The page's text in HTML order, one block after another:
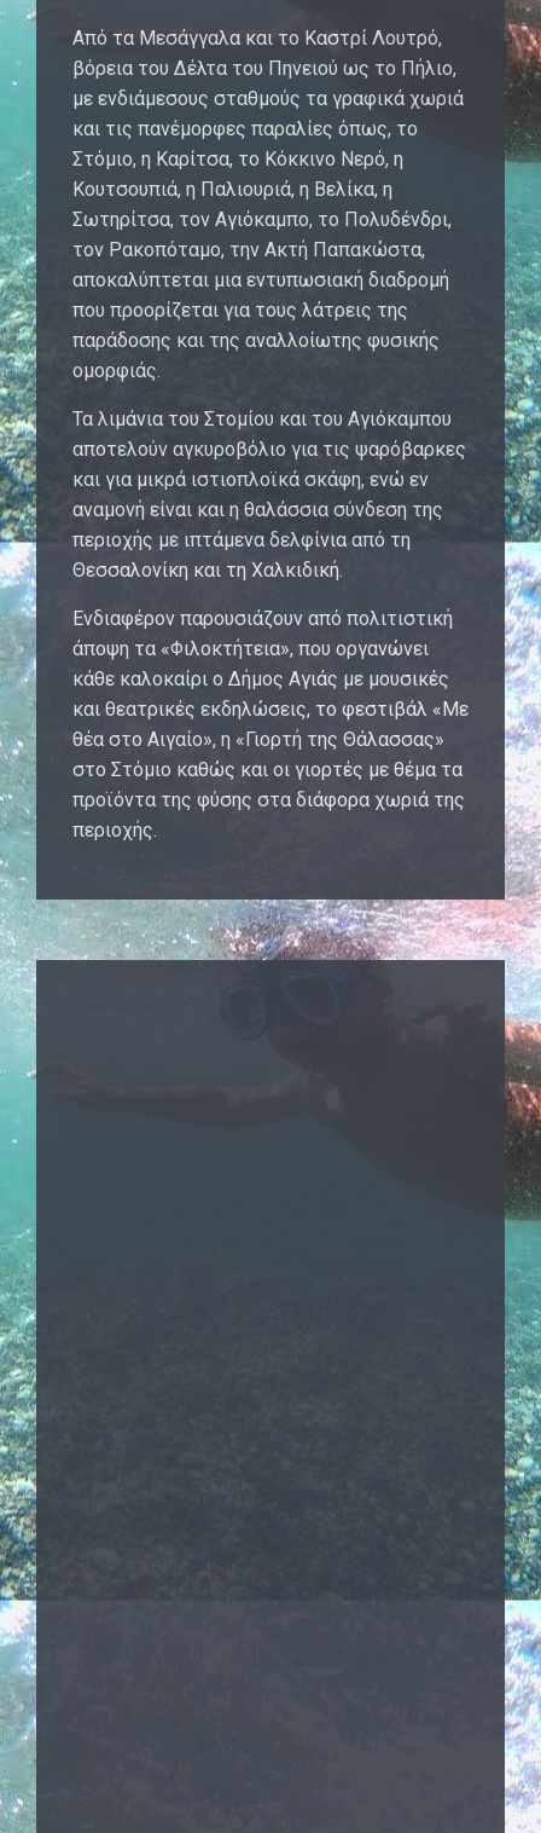
Από τα Μεσάγγαλα και το Καστρί Λουτρό,
βόρεια του Δέλτα του Πηνειού ως το Πήλιο,
με ενδιάμεσους σταθμούς τα γραφικά χωριά
και τις πανέμορφες παραλίες όπως, το
Στόμιο, η Καρίτσα, το Κόκκινο Νερό, η
Κουτσουπιά, η Παλιουριά, η Βελίκα, η
Σωτηρίτσα, τον Αγιόκαμπο, το Πολυδένδρι,
τον Ρακοπόταμο, την Ακτή Παπακώστα,
αποκαλύπτεται μια εντυπωσιακή διαδρομή
που προορίζεται για τους λάτρεις της
παράδοσης και της αναλλοίωτης φυσικής
ομορφιάς.
Τα λιμάνια του Στομίου και του Αγιόκαμπου
αποτελούν αγκυροβόλιο για τις ψαρόβαρκες
και για μικρά ιστιοπλοϊκά σκάφη, ενώ εν
αναμονή είναι και η θαλάσσια σύνδεση της
περιοχής με ιπτάμενα δελφίνια από τη
Θεσσαλονίκη και τη Χαλκιδική.
Ενδιαφέρον παρουσιάζουν από πολιτιστική
άποψη τα «Φιλοκτήτεια», που οργανώνει
κάθε καλοκαίρι ο Δήμος Αγιάς με μουσικές
και θεατρικές εκδηλώσεις, το φεστιβάλ «Με
θέα στο Αιγαίο», η «Γιορτή της Θάλασσας»
στο Στόμιο καθώς και οι γιορτές με θέμα τα
προϊόντα της φύσης στα διάφορα χωριά της
περιοχής.